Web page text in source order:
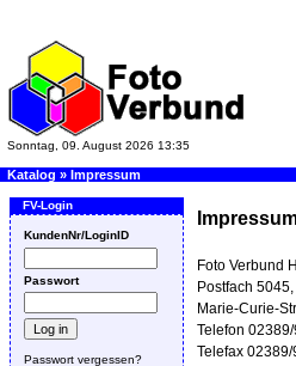
Sonntag, 09. August 2026 13:35
Katalog » Impressum
FV-Login
KundenNr/LoginID
Passwort
Passwort vergessen?
Foto Verbund
Postfach
Marie-Curie-
Telefon
Telefax